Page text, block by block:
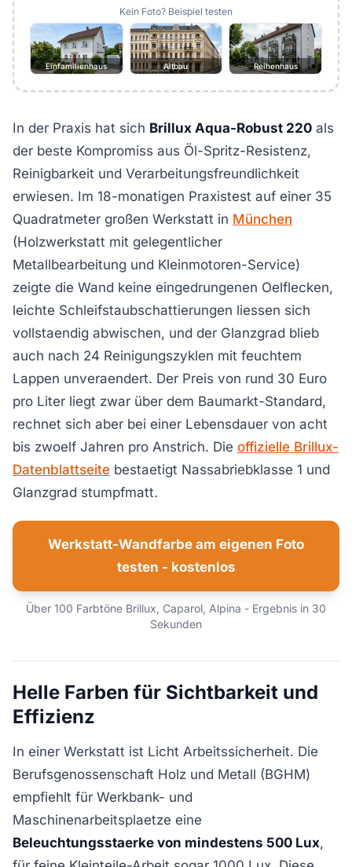
Kein Foto? Beispiel testen
Einfamilienhaus Altbau Reihenhaus
In der Praxis hat sich Brillux Aqua-Robust 220 als
der beste Kompromiss aus Öl-Spritz-Resistenz,
Reinigbarkeit und Verarbeitungsfreundlichkeit
erwiesen. Im 18-monatigen Praxistest auf einer 35
Quadratmeter großen Werkstatt in München
(Holzwerkstatt mit gelegentlicher
Metallbearbeitung und Kleinmotoren-Service)
zeigte die Wand keine eingedrungenen Oelflecken,
leichte Schleifstaubschattierungen liessen sich
vollstaendig abwischen, und der Glanzgrad blieb
auch nach 24 Reinigungszyklen mit feuchtem
Lappen unveraendert. Der Preis von rund 30 Euro
pro Liter liegt zwar über dem Baumarkt-Standard,
rechnet sich aber bei einer Lebensdauer von acht
bis zwoelf Jahren pro Anstrich. Die offizielle Brillux-
Datenblattseite bestaetigt Nassabriebklasse 1 und
Glanzgrad stumpfmatt.
Werkstatt-Wandfarbe am eigenen Foto
testen - kostenlos
Über 100 Farbtöne Brillux, Caparol, Alpina - Ergebnis in 30
Sekunden
Helle Farben für Sichtbarkeit und
Effizienz
In einer Werkstatt ist Licht Arbeitssicherheit. Die
Berufsgenossenschaft Holz und Metall (BGHM)
empfiehlt für Werkbank- und
Maschinenarbeitsplaetze eine
Beleuchtungsstaerke von mindestens 500 Lux,